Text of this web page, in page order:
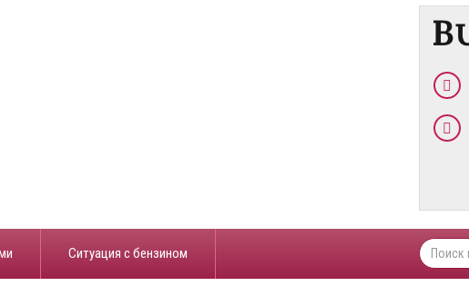
​Ситуация с бензином